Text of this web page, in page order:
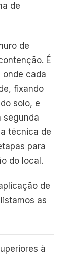
de
de
É
onde cada
fixando
solo, e
segunda
técnica de
para
do local.
de
as
à